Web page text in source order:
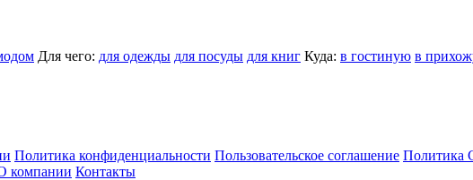
Для чего: для одежды для посуды для книг Куда: в гостиную в
Политика конфиденциальности Пользовательское соглашение Политика
компании Контакты